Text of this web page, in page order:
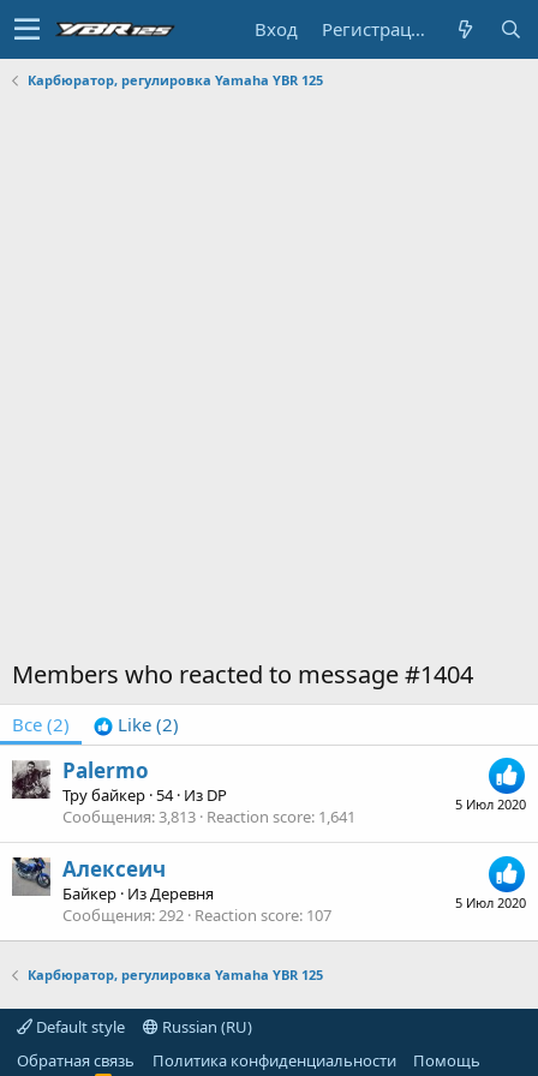
Вход Регистрация
Карбюратор, регулировка Yamaha YBR 125
Members who reacted to message #1404
Все (2) Like (2)
5 Июл 2020
Palermo
Тру байкер ·54· Из DP
Сообщения 3,813 Reaction score 1,641
5 Июл 2020
Алексеич
Байкер · ИзДеревня
Сообщения 292 Reaction score 107
Карбюратор, регулировка Yamaha YBR 125
Default style
Russian (RU)
Обратная связь
Политика конфиденциальности
Помощь